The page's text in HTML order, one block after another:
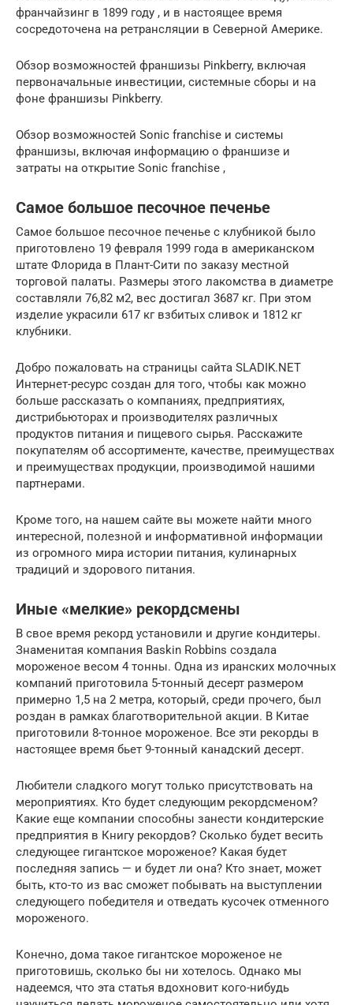
франчайзинг в 1899 году , и в настоящее время
сосредоточена на ретрансляции в Северной Америке.
Обзор возможностей франшизы Pinkberry, включая
первоначальные инвестиции, системные сборы и на
фоне франшизы Pinkberry.
Обзор возможностей Sonic franchise и системы
франшизы, включая информацию о франшизе и
затраты на открытие Sonic franchise ,
Самое большое песочное печенье
Самое большое песочное печенье с клубникой было
приготовлено 19 февраля 1999 года в американском
штате Флорида в Плант-Сити по заказу местной
торговой палаты. Размеры этого лакомства в диаметре
составляли 76,82 м2, вес достигал 3687 кг. При этом
изделие украсили 617 кг взбитых сливок и 1812 кг
клубники.
Добро пожаловать на страницы сайта SLADIK.NET
Интернет-ресурс создан для того, чтобы как можно
больше рассказать о компаниях, предприятиях,
дистрибьюторах и производителях различных
продуктов питания и пищевого сырья. Расскажите
покупателям об ассортименте, качестве, преимуществах
и преимуществах продукции, производимой нашими
партнерами.
Кроме того, на нашем сайте вы можете найти много
интересной, полезной и информативной информации
из огромного мира истории питания, кулинарных
традиций и здорового питания.
Иные «мелкие» рекордсмены
В свое время рекорд установили и другие кондитеры.
Знаменитая компания Baskin Robbins создала
мороженое весом 4 тонны. Одна из иранских молочных
компаний приготовила 5-тонный десерт размером
примерно 1,5 на 2 метра, который, среди прочего, был
роздан в рамках благотворительной акции. В Китае
приготовили 8-тонное мороженое. Все эти рекорды в
настоящее время бьет 9-тонный канадский десерт.
Любители сладкого могут только присутствовать на
мероприятиях. Кто будет следующим рекордсменом?
Какие еще компании способны занести кондитерские
предприятия в Книгу рекордов? Сколько будет весить
следующее гигантское мороженое? Какая будет
последняя запись — и будет ли она? Кто знает, может
быть, кто-то из вас сможет побывать на выступлении
следующего победителя и отведать кусочек отменного
мороженого.
Конечно, дома такое гигантское мороженое не
приготовишь, сколько бы ни хотелось. Однако мы
надеемся, что эта статья вдохновит кого-нибудь